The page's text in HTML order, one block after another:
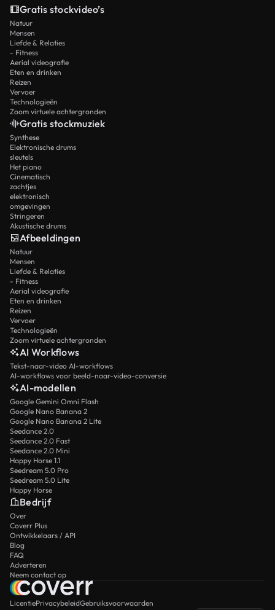
Gratis stockvideo’s
Natuur
Mensen
Liefde & Relaties
- Fitness
Aerial videografie
Eten en drinken
Reizen
Vervoer
Technologieën
Zoom virtuele achtergronden
Gratis stockmuziek
Synthese
Elektronische drums
sleutels
Het piano
Cinematisch
zachtjes
elektronisch
omgevingen
Stringeren
Akustische drums
Afbeeldingen
Natuur
Mensen
Liefde & Relaties
- Fitness
Aerial videografie
Eten en drinken
Reizen
Vervoer
Technologieën
Zoom virtuele achtergronden
AI Workflows
Tekst-naar-video AI-workflows
AI-workflows voor beeld-naar-video-conversie
AI-modellen
Google Gemini Omni Flash
Google Nano Banana 2
Google Nano Banana 2 Lite
Seedance 2.0
Seedance 2.0 Fast
Seedance 2.0 Mini
Happy Horse 1.1
Seedream 5.0 Pro
Seedream 5.0 Lite
Happy Horse
Bedrijf
Over
Coverr Plus
Ontwikkelaars / API
Blog
FAQ
Adverteren
Neem contact op
LicentiePrivacybeleidGebruiksvoorwaarden